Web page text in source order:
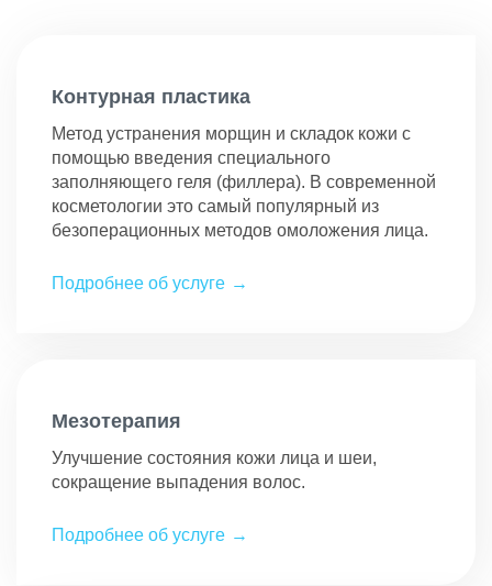
Контурная пластика
Метод устранения морщин и складок кожи с
помощью введения специального
заполняющего геля (филлера). В современной
косметологии это самый популярный из
безоперационных методов омоложения лица.
Подробнее об услуге
Мезотерапия
Улучшение состояния кожи лица и шеи,
сокращение выпадения волос.
Подробнее об услуге